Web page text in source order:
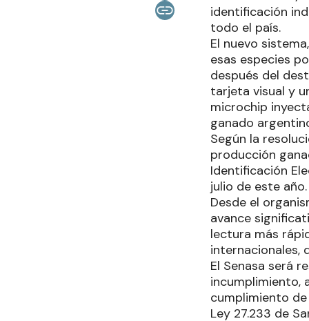
identificación
todo el país.
El nuevo
esas especies
después del
tarjeta visual y
microchip
ganado
Según la
producción
Identificación
julio de este año.
Desde el
avance
lectura más
internacionales,
El Senasa será
incumplimiento,
cumplimiento
Ley 27.233 de